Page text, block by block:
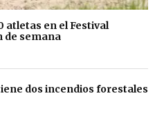
atletas en el Festival
de semana
dos incendios forestales